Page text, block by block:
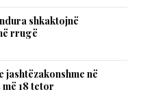
shkaktojnë
rrugë
jashtëzakonshme në
18 tetor